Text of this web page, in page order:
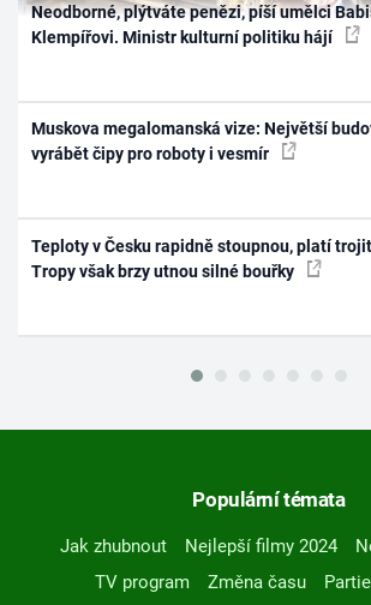
Neodborné, plýtváte penězi, píší umělci
Klempířovi. Ministr kulturní politiku hájí
Muskova megalomanská vize: Největší
vyrábět čipy pro roboty i vesmír
Teploty v Česku rapidně stoupnou, platí
Tropy však brzy utnou silné bouřky
Populární témata
Jak zhubnout Nejlepší filmy 2024
TV program
Změna času Partie